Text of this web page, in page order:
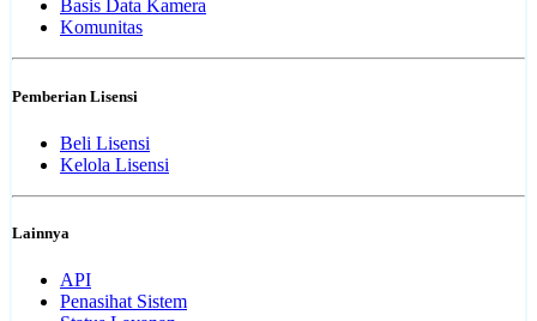
Basis Data Kamera
Komunitas
Pemberian Lisensi
Beli Lisensi
Kelola Lisensi
Lainnya
API
Penasihat Sistem